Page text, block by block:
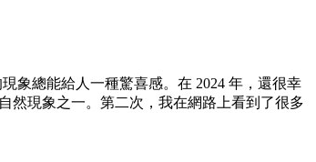
象總能給人一種驚喜感。在 2024 年，還很幸
然現象之一。第二次，我在網路上看到了很多